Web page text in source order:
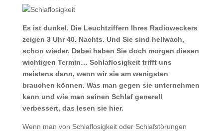
Es ist dunkel. Die Leuchtziffern Ihres Radioweckers
zeigen 3 Uhr 40. Nachts. Und Sie sind hellwach,
schon wieder. Dabei haben Sie doch morgen diesen
wichtigen Termin… Schlaflosigkeit trifft uns
meistens dann, wenn wir sie am wenigsten
brauchen können. Was man gegen sie unternehmen
kann und wie man seinen Schlaf generell
verbessert, das lesen sie hier.
Wenn man von Schlaflosigkeit oder Schlafstörungen